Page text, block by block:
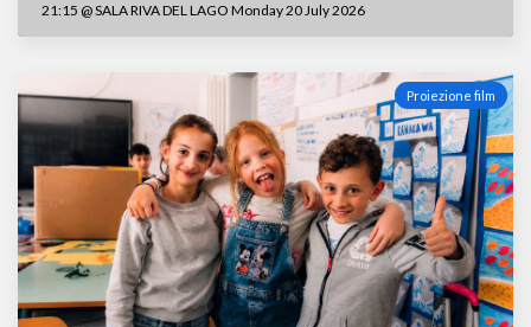
21:15 @SALA RIVA DEL LAGO Monday 20 July 2026
Proiezione film